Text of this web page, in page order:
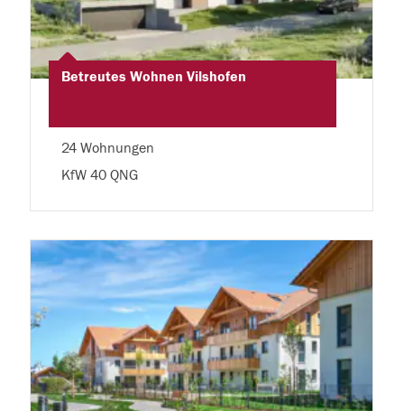
Betreutes Wohnen Vilshofen
24 Wohnungen
KfW 40 QNG